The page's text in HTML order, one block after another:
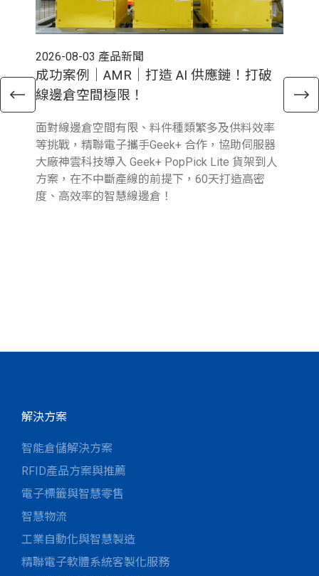
2026-08-03 產品新聞
成功案例｜AMR｜打造 AI 供應鏈！打破
線邊倉空間極限！
面對線邊倉空間有限、料件種類繁多及供料效率
等挑戰，精聯電子攜手Geek+ 合作，協助伺服器
大廠神雲科技導入 Geek+ PopPick Lite 貨架到人
方案，在不中斷產線的前提下，60天打造高密
度、高效率的智慧線邊倉！
電
倉
解決方案
智能倉儲解決方案
RFID產品方案與推薦
電子標籤與智慧零售
智慧物流
工業自動化與智慧製造
精聯電子軟體系統客製化服務